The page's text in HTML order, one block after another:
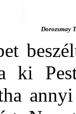
Dorozsmay
ki